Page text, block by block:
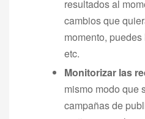
resultados al
cambios que
momento,
etc.
Monitorizar las
mismo modo que
campañas de